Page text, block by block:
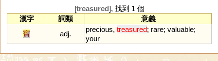
[treasured], 找到 1 個
漢字
詞類
意義
寶
adj.
precious, treasured; rare; valuable;
your